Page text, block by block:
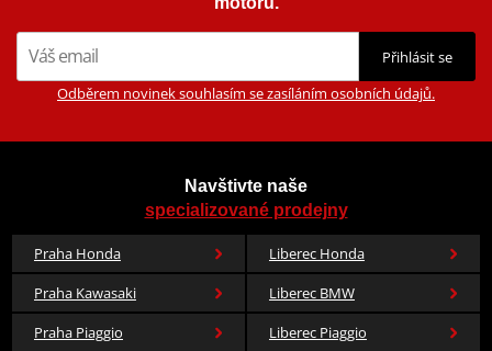
Přihlásit se
Odběrem novinek souhlasím se zasíláním osobních údajů.
Navštivte naše
specializované prodejny
Praha Honda
Liberec Honda
Praha Kawasaki
Liberec BMW
Praha Piaggio
Liberec Piaggio